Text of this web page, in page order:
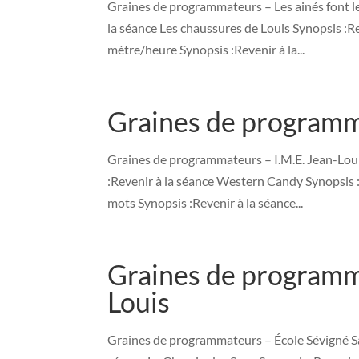
Graines de programmateurs – Les ainés font
la séance Les chaussures de Louis Synopsis
mètre/heure Synopsis :Revenir à la...
Graines de
Graines de programmateurs – I.M.E. Jean-
:Revenir à la séance Western Candy
mots Synopsis :Revenir à la séance...
Graines de
Louis
Graines de programmateurs – École Sévigné